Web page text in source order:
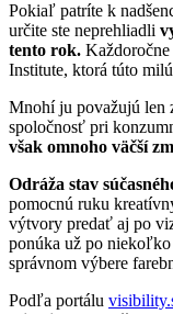
Pokiaľ patríte k
určite ste neprehliadli
tento rok. Každoročne
Institute, ktorá túto
Mnohí ju považujú len
spoločnosť pri
však omnoho väčší
Odráža stav
pomocnú ruku
výtvory predať aj po
ponúka už po
správnom výbere
Podľa portálu